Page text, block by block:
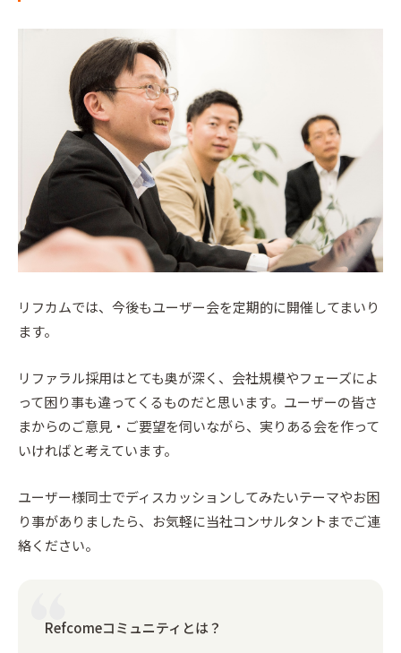
リフカムでは、今後もユーザー会を定期的に開催してまいり
ます。
リファラル採用はとても奥が深く、会社規模やフェーズによ
って困り事も違ってくるものだと思います。ユーザーの皆さ
まからのご意見・ご要望を伺いながら、実りある会を作って
いければと考えています。
ユーザー様同士でディスカッションしてみたいテーマやお困
り事がありましたら、お気軽に当社コンサルタントまでご連
絡ください。
Refcomeコミュニティとは？